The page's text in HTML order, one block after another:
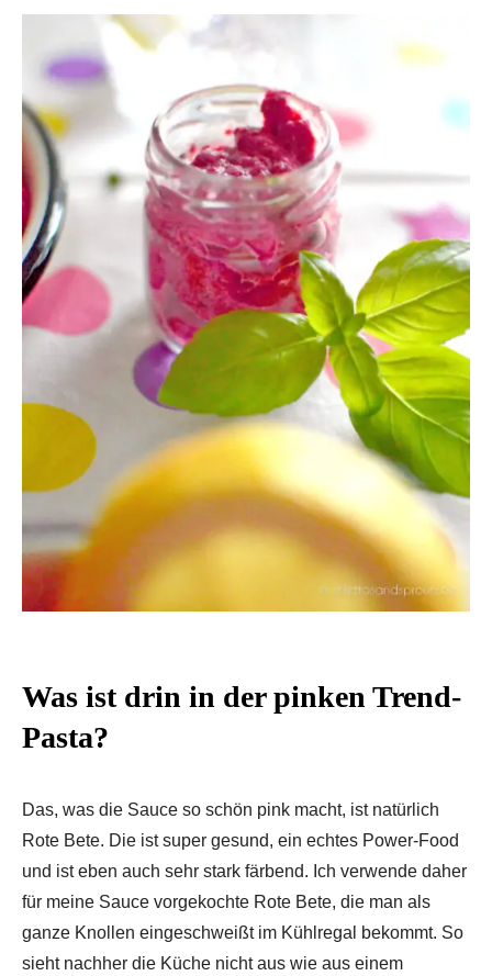
Was ist drin in der pinken Trend-
Pasta?
Das, was die Sauce so schön pink macht, ist natürlich
Rote Bete. Die ist super gesund, ein echtes Power-Food
und ist eben auch sehr stark färbend. Ich verwende daher
für meine Sauce vorgekochte Rote Bete, die man als
ganze Knollen eingeschweißt im Kühlregal bekommt. So
sieht nachher die Küche nicht aus wie aus einem